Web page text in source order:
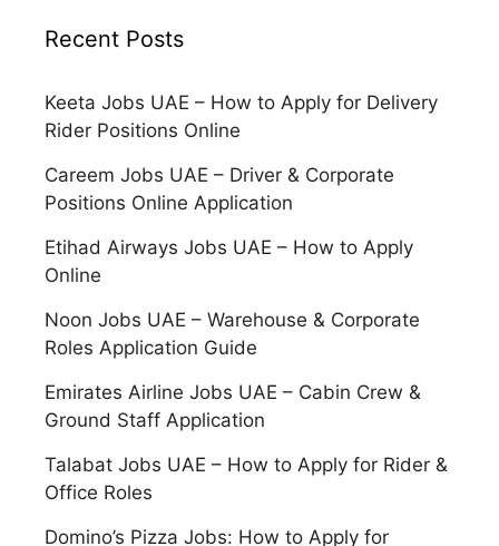
Recent Posts
Keeta Jobs UAE – How to Apply for Delivery
Rider Positions Online
Careem Jobs UAE – Driver & Corporate
Positions Online Application
Etihad Airways Jobs UAE – How to Apply
Online
Noon Jobs UAE – Warehouse & Corporate
Roles Application Guide
Emirates Airline Jobs UAE – Cabin Crew &
Ground Staff Application
Talabat Jobs UAE – How to Apply for Rider &
Office Roles
Domino’s Pizza Jobs: How to Apply for